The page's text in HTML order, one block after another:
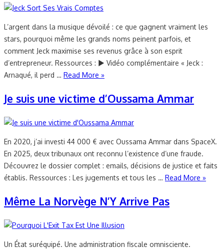
L’argent dans la musique dévoilé : ce que gagnent vraiment les
stars, pourquoi même les grands noms peinent parfois, et
comment Jeck maximise ses revenus grâce à son esprit
d’entrepreneur. Ressources : ▶️ Vidéo complémentaire « Jeck :
Arnaqué, il perd … Read More »
Je suis une victime d’Oussama Ammar
En 2020, j’ai investi 44 000 € avec Oussama Ammar dans SpaceX.
En 2025, deux tribunaux ont reconnu l’existence d’une fraude.
Découvrez le dossier complet : emails, décisions de justice et faits
établis. Ressources : Les jugements et tous les … Read More »
Même La Norvège N’Y Arrive Pas
Un État suréquipé. Une administration fiscale omnisciente.